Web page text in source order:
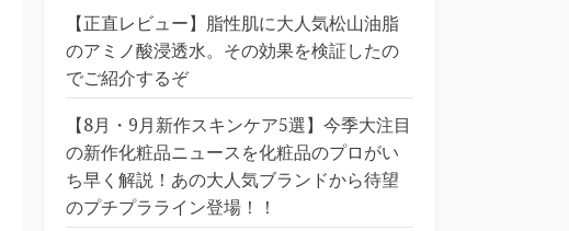
【正直レビュー】脂性肌に大人気松山油脂
のアミノ酸浸透水。その効果を検証したの
でご紹介するぞ
【8月・9月新作スキンケア5選】今季大注目
の新作化粧品ニュースを化粧品のプロがい
ち早く解説！あの大人気ブランドから待望
のプチプラライン登場！！